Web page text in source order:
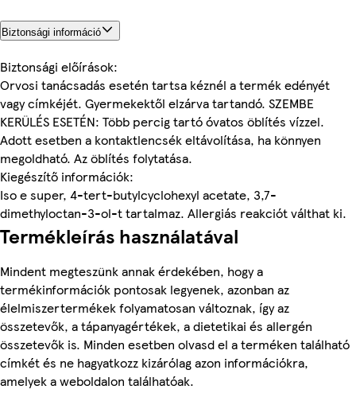
Biztonsági információ
Biztonsági előírások:
Orvosi tanácsadás esetén tartsa kéznél a termék edényét
vagy címkéjét. Gyermekektől elzárva tartandó. SZEMBE
KERÜLÉS ESETÉN: Több percig tartó óvatos öblítés vízzel.
Adott esetben a kontaktlencsék eltávolítása, ha könnyen
megoldható. Az öblítés folytatása.
Kiegészítő információk:
Iso e super, 4-tert-butylcyclohexyl acetate, 3,7-
dimethyloctan-3-ol-t tartalmaz. Allergiás reakciót válthat ki.
Termékleírás használatával
Mindent megteszünk annak érdekében, hogy a
termékinformációk pontosak legyenek, azonban az
élelmiszertermékek folyamatosan változnak, így az
összetevők, a tápanyagértékek, a dietetikai és allergén
összetevők is. Minden esetben olvasd el a terméken található
címkét és ne hagyatkozz kizárólag azon információkra,
amelyek a weboldalon találhatóak.